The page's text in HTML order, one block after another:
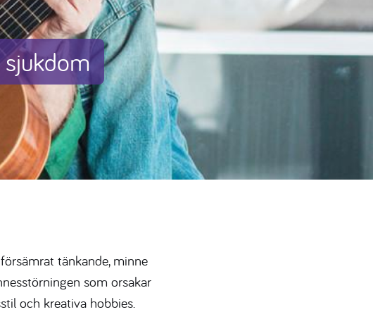
tänkande, minne
som orsakar
och kreativa hobbies.